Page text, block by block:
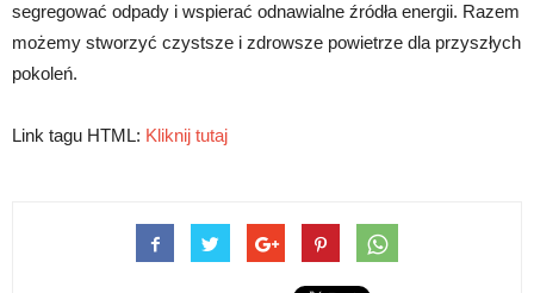
segregować odpady i wspierać odnawialne źródła energii. Razem
możemy stworzyć czystsze i zdrowsze powietrze dla przyszłych
pokoleń.
Link tagu HTML: Kliknij tutaj